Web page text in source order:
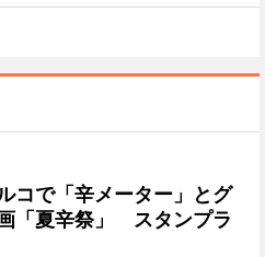
コで「辛メーター」とグ
「夏辛祭」 スタンプラ